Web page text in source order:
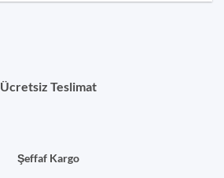
Ücretsiz Teslimat
Şeffaf Kargo